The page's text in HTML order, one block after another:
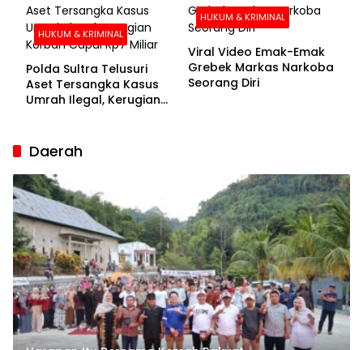
HUKUM & KRIMINAL
Polda Sultra Telusuri
Aset Tersangka Kasus
Umrah Ilegal, Kerugian
HUKUM & KRIMINAL
Viral Video Emak-Emak
Grebek Markas Narkoba
Seorang Diri
Daerah